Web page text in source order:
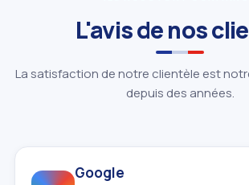
L'avis de nos
La satisfaction de notre clientèle est
depuis des années.
Google